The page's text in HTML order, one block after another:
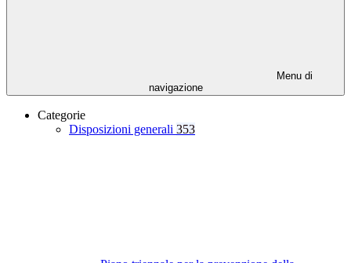
Menu di
navigazione
Categorie
Disposizioni generali 353